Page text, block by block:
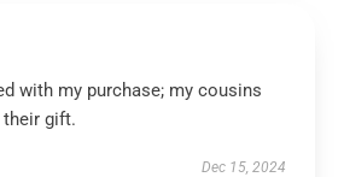
with my purchase; my cousins
gift.
Dec 15, 2024